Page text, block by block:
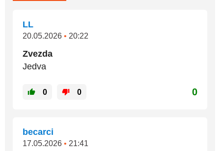
LL
20.05.2026 • 20:22
Zvezda
Jedva
0 0 0
becarci
17.05.2026 • 21:41